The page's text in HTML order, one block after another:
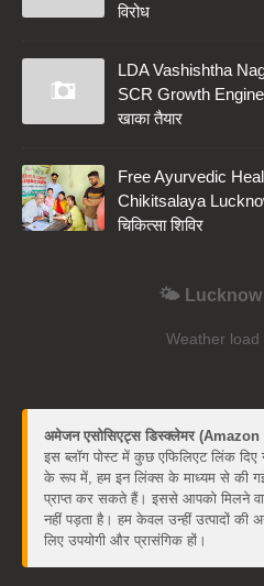
विरोध
LDA Vashishtha
SCR Growth Engine
खाका तैयार
Free Ayurvedic
Chikitsalaya
चिकित्सा शिविर
🌤️ Lucknow
Weather load
अमेजन एसोसिएट्स डिस्क्लेमर
इस ब्लॉग पोस्ट में कुछ एफिलिएट लिंक
के रूप में, हम इन लिंक्स के माध्यम से की गई
प्राप्त कर सकते हैं। इससे आपको मिलने
नहीं पड़ता है। हम केवल उन्हीं उत्पादों की
लिए उपयोगी और प्रासंगिक हों।